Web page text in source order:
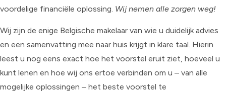
voordelige financiële oplossing. Wij nemen alle zorgen weg!
Wij zijn de enige Belgische makelaar van wie u duidelijk advies
en een samenvatting mee naar huis krijgt in klare taal. Hierin
leest u nog eens exact hoe het voorstel eruit ziet, hoeveel u
kunt lenen en hoe wij ons ertoe verbinden om u – van alle
mogelijke oplossingen – het beste voorstel te